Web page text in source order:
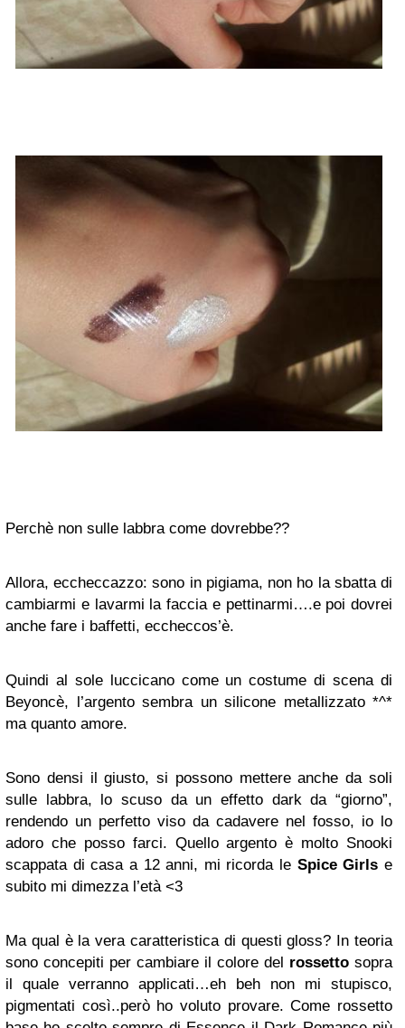
Perchè non sulle labbra come dovrebbe??
Allora, eccheccazzo: sono in pigiama, non ho la sbatta di
cambiarmi e lavarmi la faccia e pettinarmi….e poi dovrei
anche fare i baffetti, eccheccos’è.
Quindi al sole luccicano come un costume di scena di
Beyoncè, l’argento sembra un silicone metallizzato *^*
ma quanto amore.
Sono densi il giusto, si possono mettere anche da soli
sulle labbra, lo scuso da un effetto dark da “giorno”,
rendendo un perfetto viso da cadavere nel fosso, io lo
adoro che posso farci. Quello argento è molto Snooki
scappata di casa a 12 anni, mi ricorda le Spice Girls e
subito mi dimezza l’età <3
Ma qual è la vera caratteristica di questi gloss? In teoria
sono concepiti per cambiare il colore del rossetto sopra
il quale verranno applicati…eh beh non mi stupisco,
pigmentati così..però ho voluto provare. Come rossetto